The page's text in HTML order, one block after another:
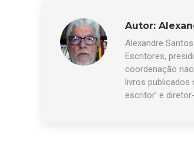
Autor:
Alexandre
Escritores,
coordenação
livros publicados
escritor’ e